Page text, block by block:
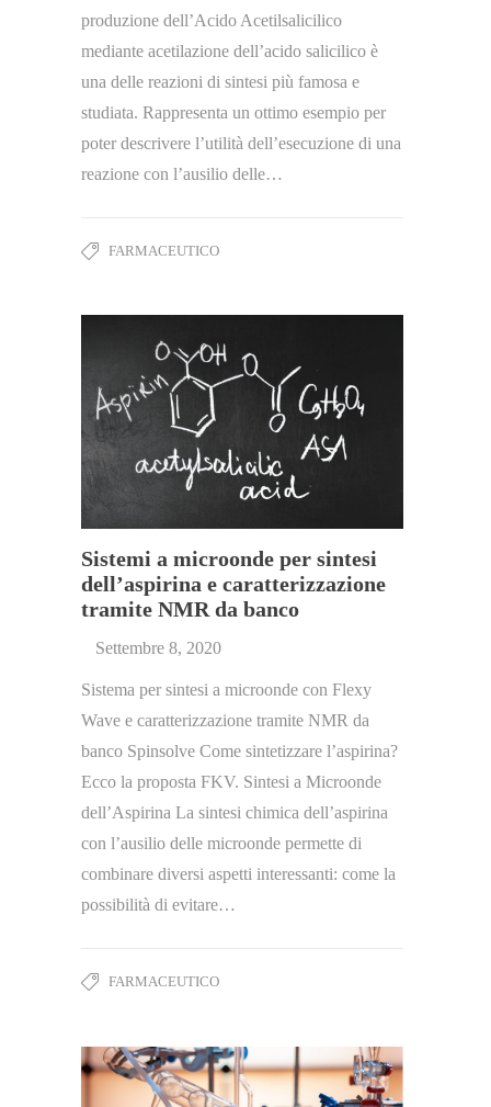
produzione dell’Acido Acetilsalicilico
mediante acetilazione dell’acido salicilico è
una delle reazioni di sintesi più famosa e
studiata. Rappresenta un ottimo esempio per
poter descrivere l’utilità dell’esecuzione di una
reazione con l’ausilio delle…
FARMACEUTICO
Sistemi a microonde per sintesi
dell’aspirina e caratterizzazione
tramite NMR da banco
Settembre 8, 2020
Sistema per sintesi a microonde con Flexy
Wave e caratterizzazione tramite NMR da
banco Spinsolve Come sintetizzare l’aspirina?
Ecco la proposta FKV. Sintesi a Microonde
dell’Aspirina La sintesi chimica dell’aspirina
con l’ausilio delle microonde permette di
combinare diversi aspetti interessanti: come la
possibilità di evitare…
FARMACEUTICO